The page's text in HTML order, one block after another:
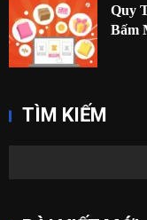
Quy
Bấm
TÌM KIẾM